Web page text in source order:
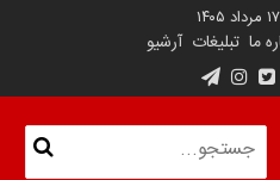
ما تبلیغات آرشیو